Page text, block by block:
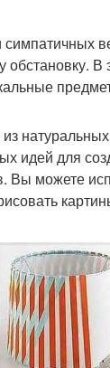
обстановку.
идей для
Вы можете